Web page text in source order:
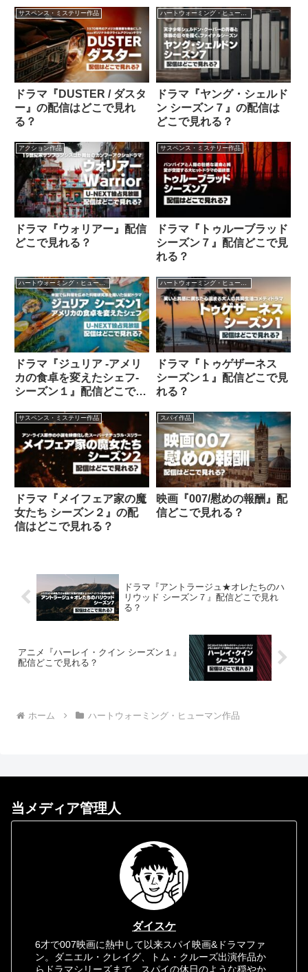
サスペンス・ミステリー作品
ドラマ『DUSTER / ダスタ
ー』の配信はどこで見れ
る？
ハートウォーミング・ヒューマン作品
ドラマ『ヤング・シェルド
ン シーズン７』の配信は
どこで見れる？
アクション作品
ドラマ『ウォリアー』配信
どこで見れる？
サスペンス・ミステリー作品
ドラマ『トゥルーブラッド
シーズン７』配信どこで見
れる？
ハートウォーミング・ヒューマン作品
ドラマ『ジュリア -アメリ
カの食卓を変えたシェフ-
シーズン１』配信どこで見
ハートウォーミング・ヒューマン作品
ドラマ『トゥゲザーネス
シーズン１』配信どこで見
れる？
サスペンス・ミステリー作品
ドラマ『メイフェア家の魔
女たち シーズン２』の配
信はどこで見れる？
スパイ作品
映画『007/慰めの報酬』配
信どこで見れる？
ドラマ『アントラージュ★オレたちのハ
リウッド シーズン７』配信どこで見れ
る？
アニメ『ハーレイ・クイン シーズン１』
配信どこで見れる？
ホーム ハートウォーミング・ヒューマン作品
当メディア管理人
ダイスケ
6才で007映画に熱中して以来スパイ映画&ドラマファ
ン。ダニエル・クレイグ、トム・クルーズ出演作品か
らドラマシリーズまで、スパイの休日のような穏やか